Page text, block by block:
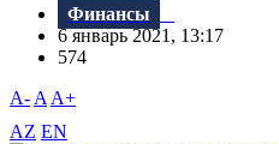
Финансы
6 январь 2021, 13:17
574
A- A A+
AZ EN